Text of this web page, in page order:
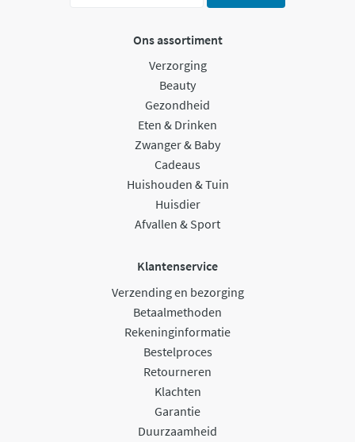
Ons assortiment
Verzorging
Beauty
Gezondheid
Eten & Drinken
Zwanger & Baby
Cadeaus
Huishouden & Tuin
Huisdier
Afvallen & Sport
Klantenservice
Verzending en bezorging
Betaalmethoden
Rekeninginformatie
Bestelproces
Retourneren
Klachten
Garantie
Duurzaamheid